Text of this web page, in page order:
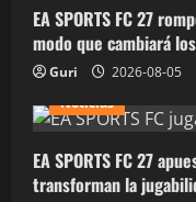
EA SPORTS FC 27
modo que cambiará
Guri
2026-08-05
Noticias
EA SPORTS FC 27
transforman la